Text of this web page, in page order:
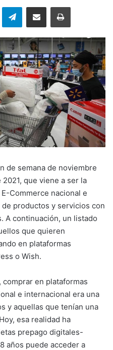
TelegramEnviar vía email Imprimir
de semana de noviembre
que viene a ser la
Commerce nacional e
productos y servicios con
A continuación, un listado
que quieren
en plataformas
o Wish.
comprar en plataformas
e internacional era una
y aquellas que tenían una
esa realidad ha
prepago digitales-
años puede acceder a